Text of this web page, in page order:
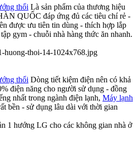
thổi Là sản phẩm của thương hiệu
QUỐC đáp ứng đủ các tiêu chí rẻ -
được ưu tiên tin dùng - thích hợp lắp
gym - chuỗi nhà hàng thức ăn nhanh.
thổi Dòng tiết kiệm điện nên có khả
điện năng cho người sử dụng - đồng
nhất trong ngành điện lạnh, Máy lạnh
bền - sử dụng lâu dài với thời gian
1 hướng LG cho các không gian nhà ở